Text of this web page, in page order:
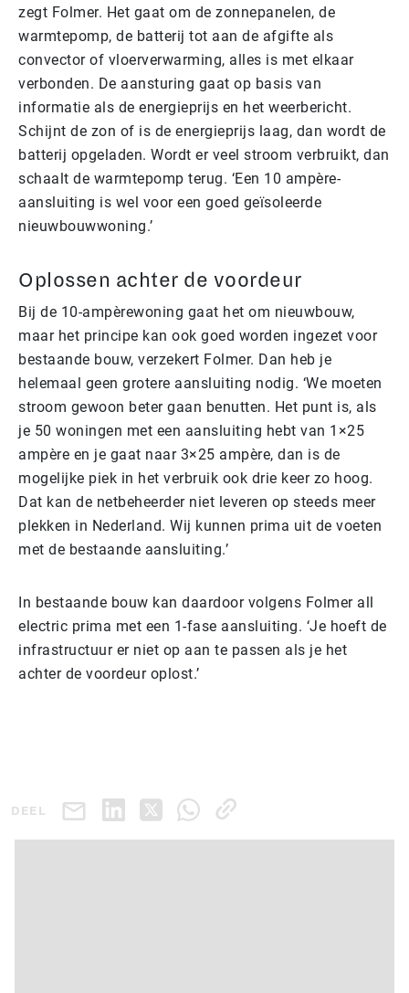
zegt Folmer. Het gaat om de zonnepanelen, de
warmtepomp, de batterij tot aan de afgifte als
convector of vloerverwarming, alles is met elkaar
verbonden. De aansturing gaat op basis van
informatie als de energieprijs en het weerbericht.
Schijnt de zon of is de energieprijs laag, dan wordt de
batterij opgeladen. Wordt er veel stroom verbruikt, dan
schaalt de warmtepomp terug. ‘Een 10 ampère-
aansluiting is wel voor een goed geïsoleerde
nieuwbouwwoning.’
Oplossen achter de voordeur
Bij de 10-ampèrewoning gaat het om nieuwbouw,
maar het principe kan ook goed worden ingezet voor
bestaande bouw, verzekert Folmer. Dan heb je
helemaal geen grotere aansluiting nodig. ‘We moeten
stroom gewoon beter gaan benutten. Het punt is, als
je 50 woningen met een aansluiting hebt van 1×25
ampère en je gaat naar 3×25 ampère, dan is de
mogelijke piek in het verbruik ook drie keer zo hoog.
Dat kan de netbeheerder niet leveren op steeds meer
plekken in Nederland. Wij kunnen prima uit de voeten
met de bestaande aansluiting.’
In bestaande bouw kan daardoor volgens Folmer all
electric prima met een 1-fase aansluiting. ‘Je hoeft de
infrastructuur er niet op aan te passen als je het
achter de voordeur oplost.’
DEEL